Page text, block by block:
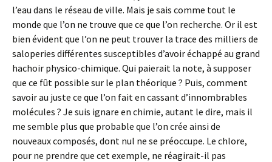
l’eau dans le réseau de ville. Mais je sais comme tout le
monde que l’on ne trouve que ce que l’on recherche. Or il est
bien évident que l’on ne peut trouver la trace des milliers de
saloperies différentes susceptibles d’avoir échappé au grand
hachoir physico-chimique. Qui paierait la note, à supposer
que ce fût possible sur le plan théorique ? Puis, comment
savoir au juste ce que l’on fait en cassant d’innombrables
molécules ? Je suis ignare en chimie, autant le dire, mais il
me semble plus que probable que l’on crée ainsi de
nouveaux composés, dont nul ne se préoccupe. Le chlore,
pour ne prendre que cet exemple, ne réagirait-il pas